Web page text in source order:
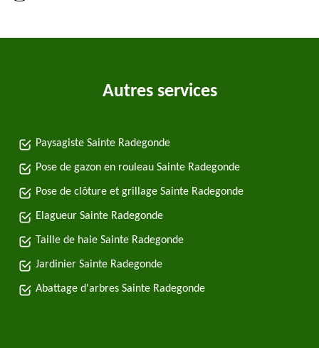
Autres services
Paysagiste Sainte Radegonde
Pose de gazon en rouleau Sainte Radegonde
Pose de clôture et grillage Sainte Radegonde
Elagueur Sainte Radegonde
Taille de haie Sainte Radegonde
Jardinier Sainte Radegonde
Abattage d'arbres Sainte Radegonde